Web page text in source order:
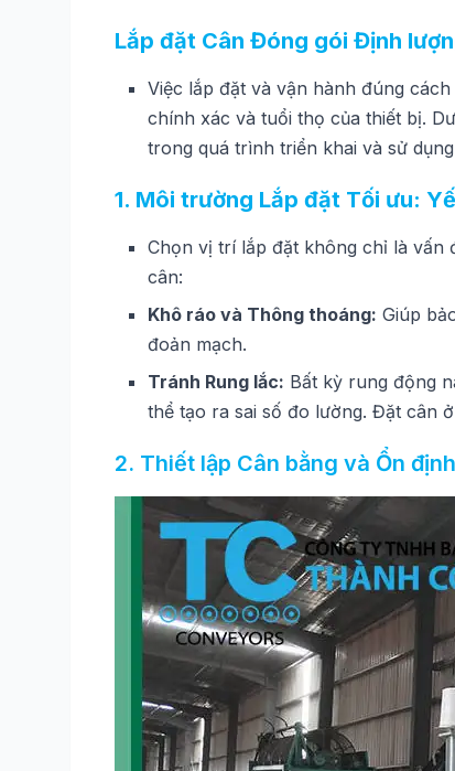
Lắp đặt Cân Đóng gói Định
Việc lắp đặt và vận hành đúng cách
chính xác và tuổi thọ của thiết bị.
trong quá trình triển khai và sử
1. Môi trường Lắp đặt Tối ưu:
Chọn vị trí lắp đặt không chỉ là vấn
cân:
Khô ráo và Thông thoáng: Giúp
đoản mạch.
Tránh Rung lắc: Bất kỳ rung động
thể tạo ra sai số đo lường. Đặt cân
2. Thiết lập Cân bằng và Ổn định